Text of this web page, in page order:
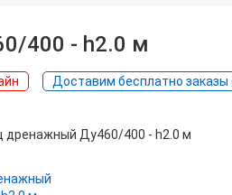
400 - h2.0 м
Доставим бесплатно